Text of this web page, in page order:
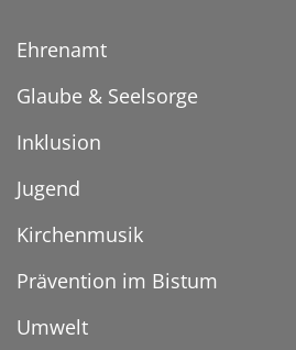
Ehrenamt
Glaube & Seelsorge
Inklusion
Jugend
Kirchenmusik
Prävention im Bistum
Umwelt